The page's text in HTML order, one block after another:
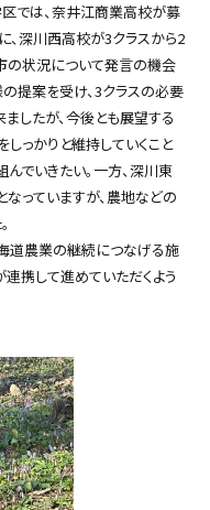
では、奈井江商業高校が募
、深川西高校が3クラスから2
の状況について発言の機会
提案を受け、3クラスの必要
したが、今後とも展望する
っかりと維持していくこと
でいきたい。一方、深川東
っていますが、農地などの
道農業の継続につなげる施
携して進めていただくよう